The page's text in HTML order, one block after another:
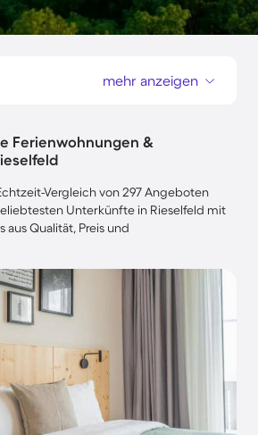
mehr anzeigen
Ferienwohnungen &
Vergleich von 297 Angeboten
Unterkünfte in Rieselfeld mit
Qualität, Preis und